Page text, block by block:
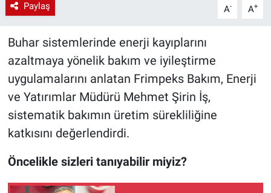
Paylaş A- A+
Buhar sistemlerinde enerji kayıplarını
azaltmaya yönelik bakım ve iyileştirme
uygulamalarını anlatan Frimpeks Bakım, Enerji
ve Yatırımlar Müdürü Mehmet Şirin İş,
sistematik bakımın üretim sürekliliğine
katkısını değerlendirdi.
Öncelikle sizleri tanıyabilir miyiz?